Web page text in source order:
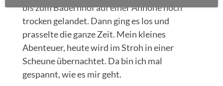
bis zum Bauernhof auf einer Anhöhe noch
trocken gelandet. Dann ging es los und
prasselte die ganze Zeit. Mein kleines
Abenteuer, heute wird im Stroh in einer
Scheune übernachtet. Da bin ich mal
gespannt, wie es mir geht.